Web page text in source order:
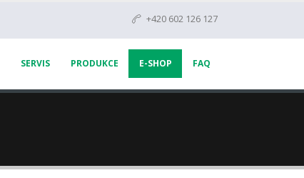
+420 602 126 127
SERVIS PRODUKCE E-SHOP FAQ